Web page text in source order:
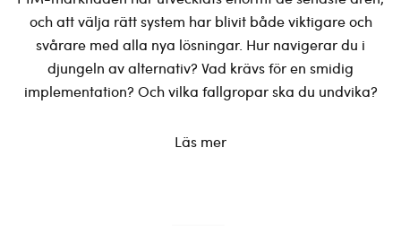
och att välja rätt system har blivit både viktigare och
svårare med alla nya lösningar. Hur navigerar du i
djungeln av alternativ? Vad krävs för en smidig
implementation? Och vilka fallgropar ska du undvika?
Läs mer